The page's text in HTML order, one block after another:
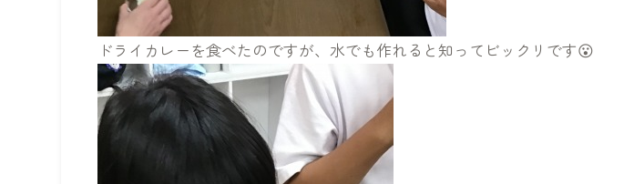
ドライカレーを食べたのですが、水でも作れると知ってビックリです😮